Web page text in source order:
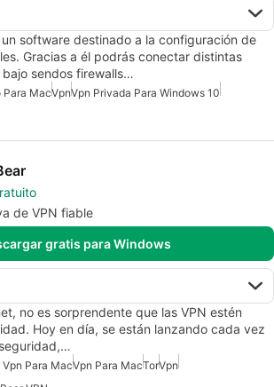
software destinado a la configuración de
Gracias a él podrás conectar distintas
sendos firewalls…
Para MacVpnVpn Privada Para Windows 10
de VPN fiable
gratis para Windows
no es sorprendente que las VPN estén
Hoy en día, se están lanzando cada vez
Para MacVpn Para MacTorVpn